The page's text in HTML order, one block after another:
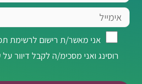
אימייל
מאשר/ת
לרשימת
אני מאשר/ת רישום לרשימת
רוסינג ואני מסכימ/ה לקבל דיוור על